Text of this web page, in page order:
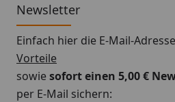
Newsletter
Einfach hier die E-Mail-
Vorteile
sowiesofort einen 5,00 €
per E-Mail sichern: